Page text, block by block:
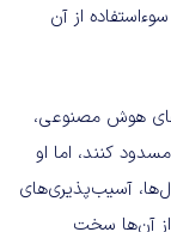
از آن
هوش مصنوعی،
کنند، اما او
آسیب‌پذیری‌های
از آن‌ها سخت